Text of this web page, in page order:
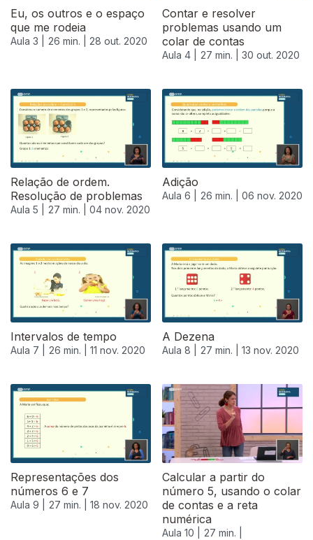
Eu, os outros e o espaço
que me rodeia
Aula 3 | 26 min. | 28 out. 2020
Contar e resolver
problemas usando um
colar de contas
Aula 4 | 27 min. | 30 out. 2020
Relação de ordem.
Resolução de problemas
Aula 5 | 27 min. | 04 nov. 2020
Adição
Aula 6 | 26 min. | 06 nov. 2020
Intervalos de tempo
Aula 7 | 26 min. | 11 nov. 2020
A Dezena
Aula 8 | 27 min. | 13 nov. 2020
Representações dos
números 6 e 7
Aula 9 | 27 min. | 18 nov. 2020
Calcular a partir do
número 5, usando o colar
de contas e a reta
numérica
Aula 10 |
27 min. |